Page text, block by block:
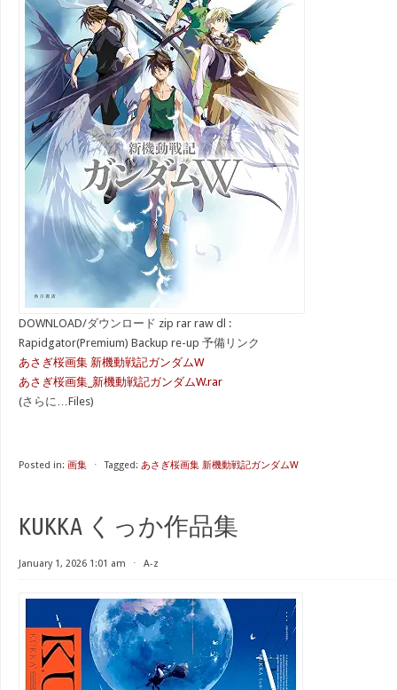
DOWNLOAD/ダウンロード zip rar raw dl :
Rapidgator(Premium) Backup re-up 予備リンク
あさぎ桜画集 新機動戦記ガンダムW
あさぎ桜画集_新機動戦記ガンダムW.rar
(さらに…Files)
Posted in: 画集 ⋅ Tagged: あさぎ桜画集 新機動戦記ガンダムW
KUKKA くっか作品集
January 1, 2026 1:01 am ⋅ A-z